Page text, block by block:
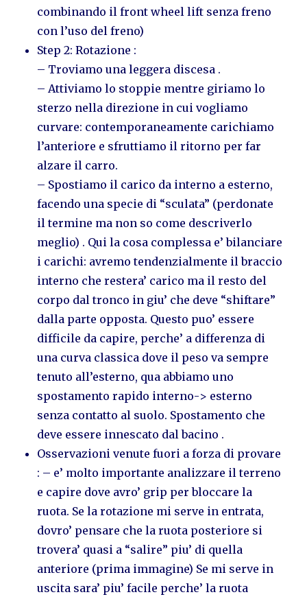
combinando il front wheel lift senza freno
con l’uso del freno)
Step 2: Rotazione :
– Troviamo una leggera discesa .
– Attiviamo lo stoppie mentre giriamo lo
sterzo nella direzione in cui vogliamo
curvare: contemporaneamente carichiamo
l’anteriore e sfruttiamo il ritorno per far
alzare il carro.
– Spostiamo il carico da interno a esterno,
facendo una specie di “sculata” (perdonate
il termine ma non so come descriverlo
meglio) . Qui la cosa complessa e’ bilanciare
i carichi: avremo tendenzialmente il braccio
interno che restera’ carico ma il resto del
corpo dal tronco in giu’ che deve “shiftare”
dalla parte opposta. Questo puo’ essere
difficile da capire, perche’ a differenza di
una curva classica dove il peso va sempre
tenuto all’esterno, qua abbiamo uno
spostamento rapido interno-> esterno
senza contatto al suolo. Spostamento che
deve essere innescato dal bacino .
Osservazioni venute fuori a forza di provare
: – e’ molto importante analizzare il terreno
e capire dove avro’ grip per bloccare la
ruota. Se la rotazione mi serve in entrata,
dovro’ pensare che la ruota posteriore si
trovera’ quasi a “salire” piu’ di quella
anteriore (prima immagine) Se mi serve in
uscita sara’ piu’ facile perche’ la ruota